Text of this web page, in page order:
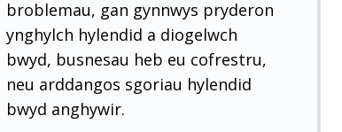
broblemau, gan gynnwys pryderon
ynghylch hylendid a diogelwch
bwyd, busnesau heb eu cofrestru,
neu arddangos sgoriau hylendid
bwyd anghywir.